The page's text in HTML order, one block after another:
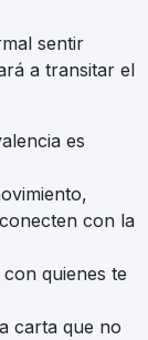
sentir
a transitar el
es
con la
quienes te
carta que no